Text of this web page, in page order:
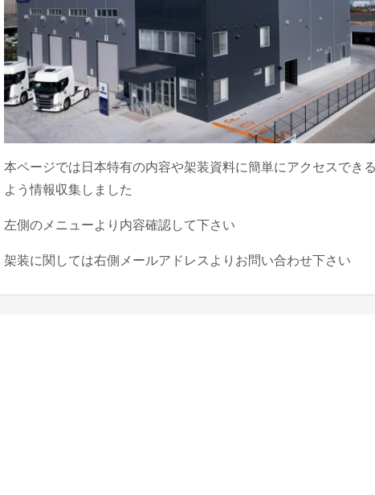
本ページでは日本特有の内容や架装資料に簡単にアクセスでき
よう情報収集しました
左側のメニューより内容確認して下さい
架装に関しては右側メールアドレスよりお問い合わせ下さい